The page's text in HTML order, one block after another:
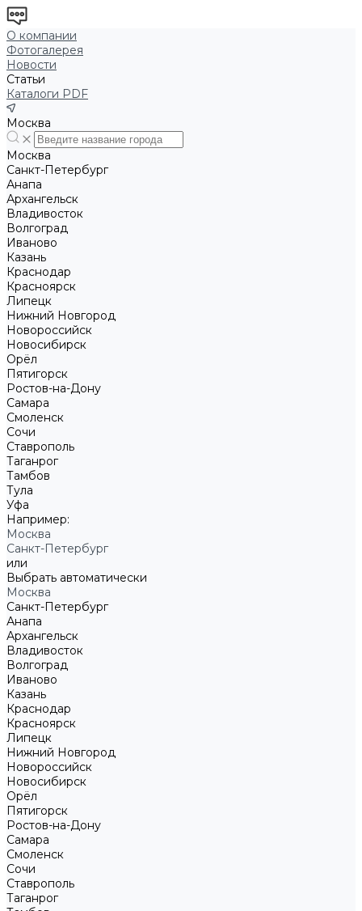
О компании
Фотогалерея
Новости
Статьи
Каталоги PDF
Москва
Москва
Санкт-Петербург
Анапа
Архангельск
Владивосток
Волгоград
Иваново
Казань
Краснодар
Красноярск
Липецк
Нижний Новгород
Новороссийск
Новосибирск
Орёл
Пятигорск
Ростов-на-Дону
Самара
Смоленск
Сочи
Ставрополь
Таганрог
Тамбов
Тула
Уфа
Например:
Москва
Санкт-Петербург
или
Выбрать автоматически
Москва
Санкт-Петербург
Анапа
Архангельск
Владивосток
Волгоград
Иваново
Казань
Краснодар
Красноярск
Липецк
Нижний Новгород
Новороссийск
Новосибирск
Орёл
Пятигорск
Ростов-на-Дону
Самара
Смоленск
Сочи
Ставрополь
Таганрог